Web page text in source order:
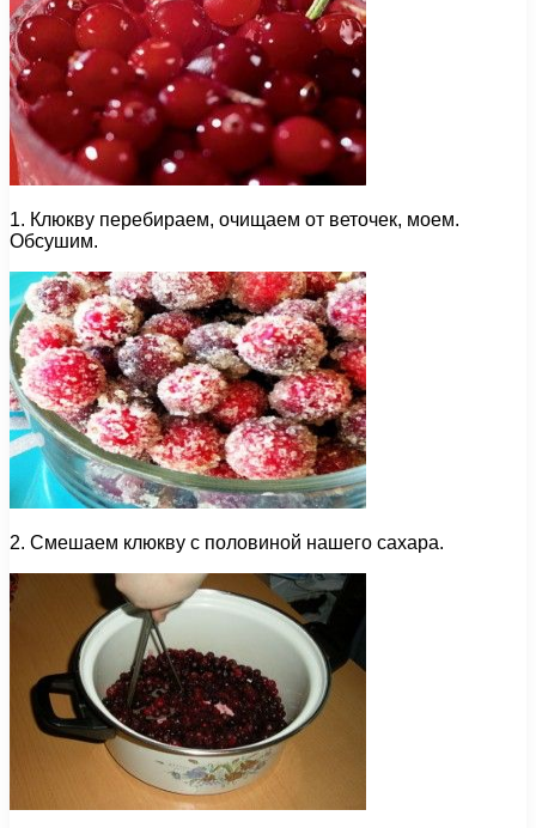
1. Клюкву перебираем, очищаем от веточек, моем.
Обсушим.
2. Смешаем клюкву с половиной нашего сахара.